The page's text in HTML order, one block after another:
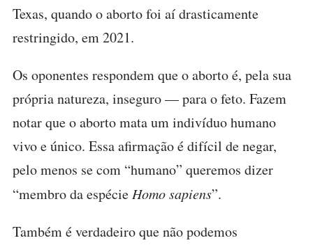
Texas, quando o aborto foi aí drasticamente
restringido, em 2021.
Os oponentes respondem que o aborto é, pela sua
própria natureza, inseguro — para o feto. Fazem
notar que o aborto mata um indivíduo humano
vivo e único. Essa afirmação é difícil de negar,
pelo menos se com “humano” queremos dizer
“membro da espécie Homo sapiens”.
Também é verdadeiro que não podemos